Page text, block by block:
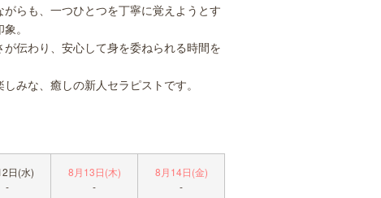
らも、一つひとつを丁寧に覚えようとす
。
伝わり、安心して身を委ねられる時間を
みな、癒しの新人セラピストです。
日(水)
-
8月13日(木)
-
8月14日(金)
-